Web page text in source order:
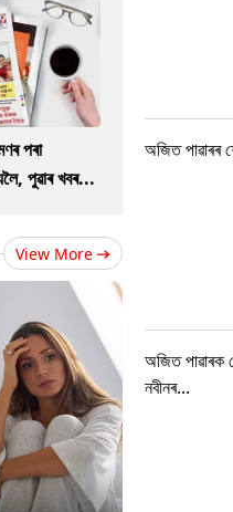
পৰা
পুৱাৰ খবৰ...
View More
অজিত পাৱাৰৰ
অজিত পাৱাৰক
নবীনৰ...